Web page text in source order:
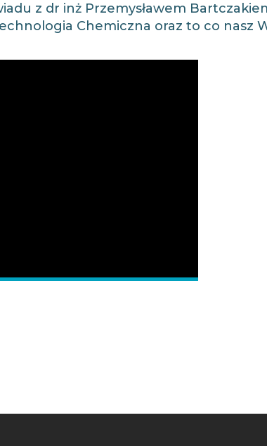
z dr inż Przemysławem
Chemiczna oraz to co nasz